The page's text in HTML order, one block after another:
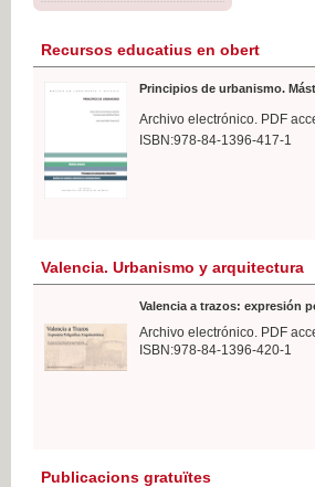
Recursos educatius en obert
Principios de urbanismo.
Archivo electrónico. PDF
ISBN:978-84-1396-417-1
Valencia. Urbanismo y arquitectura
Valencia a trazos: expresión
Archivo electrónico. PDF
ISBN:978-84-1396-420-1
Publicacions gratuïtes